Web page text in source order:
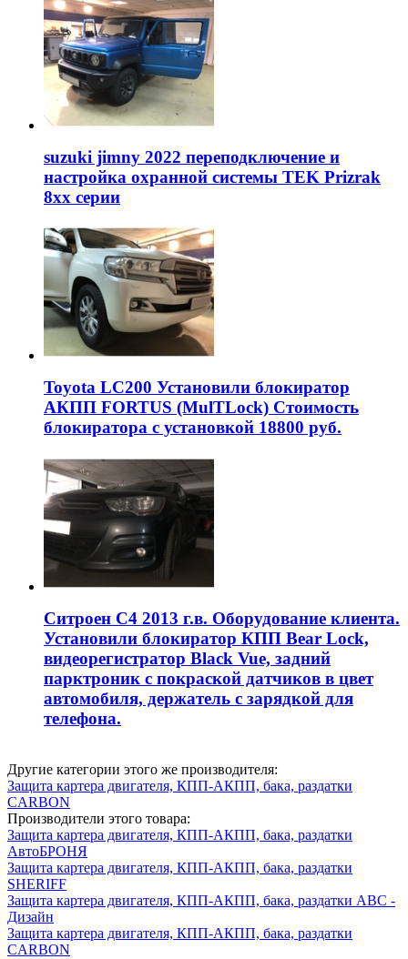
suzuki jimny 2022 переподключение и
настройка охранной системы TEK Prizrak
8xx серии
Toyota LC200 Установили блокиратор
АКПП FORTUS (MulTLock) Стоимость
блокиратора с установкой 18800 руб.
Ситроен С4 2013 г.в. Оборудование клиента.
Установили блокиратор КПП Bear Lock,
видеорегистратор Black Vue, задний
парктроник с покраской датчиков в цвет
автомобиля, держатель с зарядкой для
телефона.
Другие категории этого же производителя:
Защита картера двигателя, КПП-АКПП, бака, раздатки
CARBON
Производители этого товара:
Защита картера двигателя, КПП-АКПП, бака, раздатки
АвтоБРОНЯ
Защита картера двигателя, КПП-АКПП, бака, раздатки
SHERIFF
Защита картера двигателя, КПП-АКПП, бака, раздатки АВС -
Дизайн
Защита картера двигателя, КПП-АКПП, бака, раздатки
CARBON